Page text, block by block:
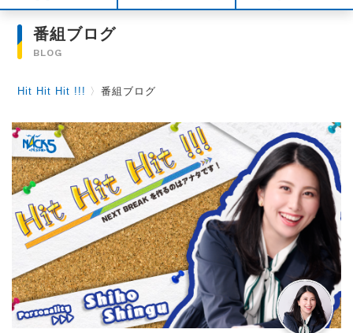
番組ブログ
BLOG
Hit Hit Hit !!! 〉番組ブログ